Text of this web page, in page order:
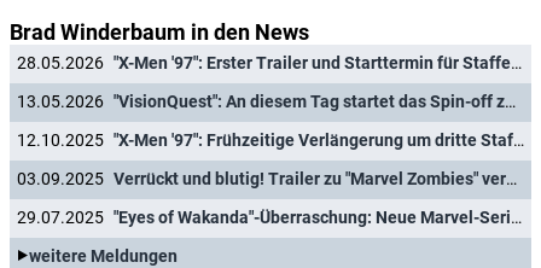
Brad Winderbaum in den News
28.05.2026
"X-Men '97": Erster Trailer und Starttermin für Staffel 2 der Marvel-Superheldenserie
13.05.2026
"VisionQuest": An diesem Tag startet das Spin-off zu "WandaVision" auf Disney+
12.10.2025
"X-Men '97": Frühzeitige Verlängerung um dritte Staffel und weitere Marvel-News
03.09.2025
Verrückt und blutig! Trailer zu "Marvel Zombies" veröffentlicht
29.07.2025
"Eyes of Wakanda"-Überraschung: Neue Marvel-Serie startet schon diese Woche
weitere Meldungen